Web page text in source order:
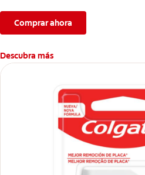
Comprar ahora
Descubra más